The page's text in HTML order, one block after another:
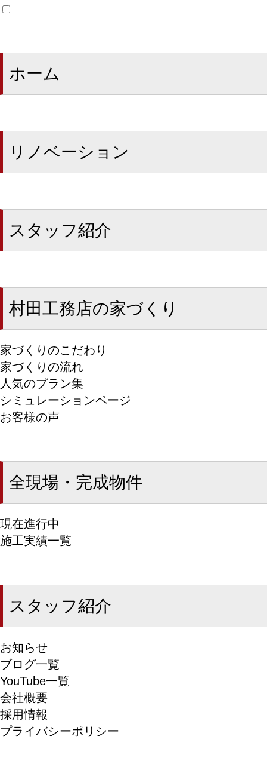
ホーム
リノベーション
スタッフ紹介
村田工務店の家づくり
家づくりのこだわり
家づくりの流れ
人気のプラン集
シミュレーションページ
お客様の声
全現場・完成物件
現在進行中
施工実績一覧
スタッフ紹介
お知らせ
ブログ一覧
YouTube一覧
会社概要
採用情報
プライバシーポリシー